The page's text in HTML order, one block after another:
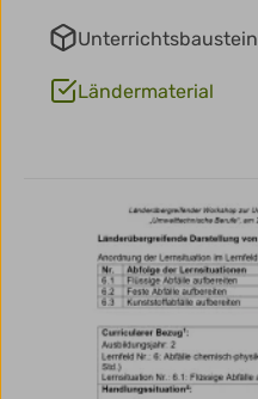
Unterrichtsbaustein
Ländermaterial